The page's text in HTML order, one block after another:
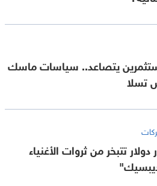
يتصاعد.. سياسات ماسك
تسلا
دولار تتبخر من ثروات الأغنياء